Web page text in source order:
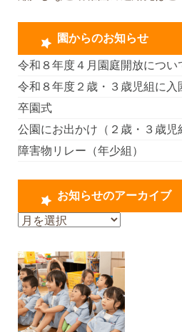
園からのお知らせ
令和８年度４月園庭開放につい
令和８年度２歳・３歳児組に入
卒園式
公園にお出かけ（２歳・３歳児
障害物リレー（年少組）
お知らせのアーカイブ
お
ら
せ
の
ア
ー